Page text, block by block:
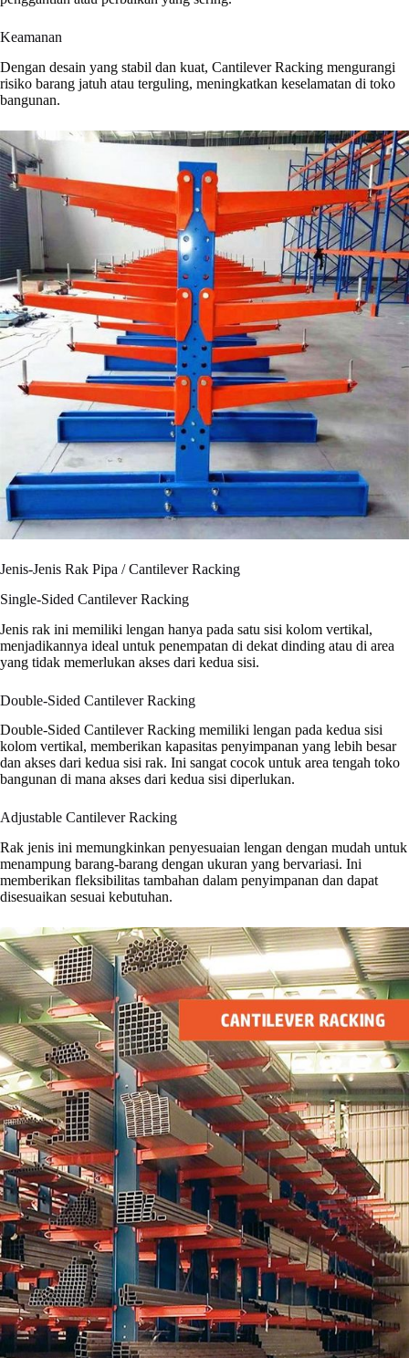
Keamanan
Dengan desain yang stabil dan kuat, Cantilever Racking mengurangi
risiko barang jatuh atau terguling, meningkatkan keselamatan di toko
bangunan.
Jenis-Jenis Rak Pipa / Cantilever Racking
Single-Sided Cantilever Racking
Jenis rak ini memiliki lengan hanya pada satu sisi kolom vertikal,
menjadikannya ideal untuk penempatan di dekat dinding atau di area
yang tidak memerlukan akses dari kedua sisi.
Double-Sided Cantilever Racking
Double-Sided Cantilever Racking memiliki lengan pada kedua sisi
kolom vertikal, memberikan kapasitas penyimpanan yang lebih besar
dan akses dari kedua sisi rak. Ini sangat cocok untuk area tengah toko
bangunan di mana akses dari kedua sisi diperlukan.
Adjustable Cantilever Racking
Rak jenis ini memungkinkan penyesuaian lengan dengan mudah untuk
menampung barang-barang dengan ukuran yang bervariasi. Ini
memberikan fleksibilitas tambahan dalam penyimpanan dan dapat
disesuaikan sesuai kebutuhan.